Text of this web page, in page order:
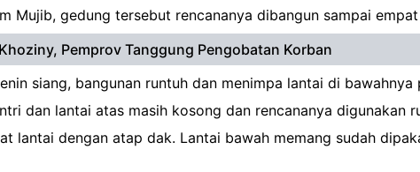
Mujib, gedung tersebut rencananya dibangun sampai
Pemprov Tanggung Pengobatan Korban
siang, bangunan runtuh dan menimpa lantai di
dan lantai atas masih kosong dan rencananya digunakan
lantai dengan atap dak. Lantai bawah memang sudah